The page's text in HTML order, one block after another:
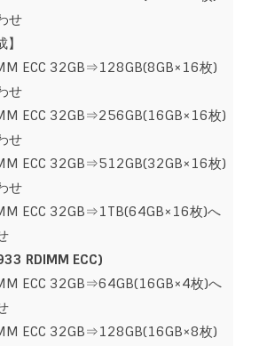
せ
ECC 32GB⇒128GB(8GB×16枚)
せ
ECC 32GB⇒256GB(16GB×16枚)
せ
ECC 32GB⇒512GB(32GB×16枚)
せ
ECC 32GB⇒1TB(64GB×16枚)へ
RDIMM ECC)
ECC 32GB⇒64GB(16GB×4枚)へ
ECC 32GB⇒128GB(16GB×8枚)